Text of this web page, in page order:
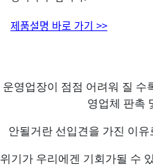
제품설명 바로 가기 >>
운영업장이 점점 어려워 질 수
영업체 판촉
안될거란 선입견을 가진 이
위기가 우리에겐 기회가될 수